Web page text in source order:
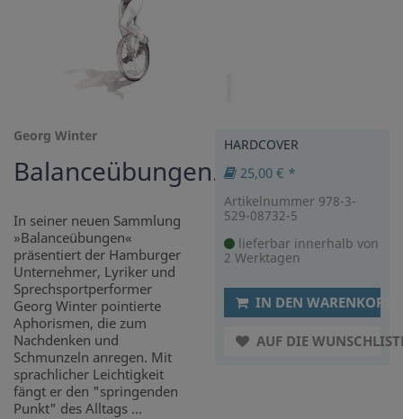
Georg Winter
Balanceübungen.
In seiner neuen Sammlung
»Balanceübungen«
präsentiert der Hamburger
Unternehmer, Lyriker und
Sprechsportperformer
Georg Winter pointierte
Aphorismen, die zum
Nachdenken und
Schmunzeln anregen. Mit
sprachlicher Leichtigkeit
fängt er den "springenden
Punkt" des Alltags ...
HARDCOVER
25,00 € *
Artikelnummer 978-3-
529-08732-5
lieferbar innerhalb von
2 Werktagen
IN DEN WARENKORB
AUF DIE